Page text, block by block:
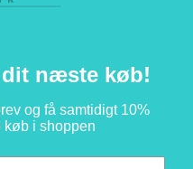
dit næste køb!
og få samtidigt 10%
i shoppen